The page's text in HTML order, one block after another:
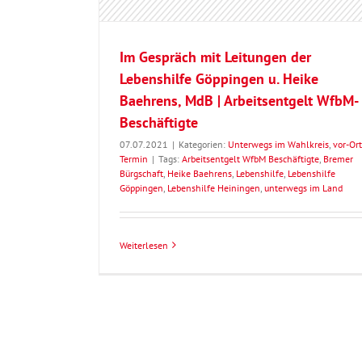
Im Gespräch mit Leitungen der
Lebenshilfe Göppingen u. Heike
Baehrens, MdB | Arbeitsentgelt WfbM-
Beschäftigte
07.07.2021 | Kategorien: Unterwegs im Wahlkreis vor-
Termin | Tags: Arbeitsentgelt WfbM Beschäftigte Bremer
Bürgschaft Heike Baehrens Lebenshilfe Lebenshilfe
Göppingen Lebenshilfe Heiningen unterwegs im Land
Weiterlesen